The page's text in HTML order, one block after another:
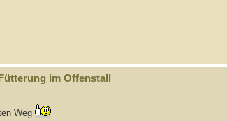
im Offenstall
Weg